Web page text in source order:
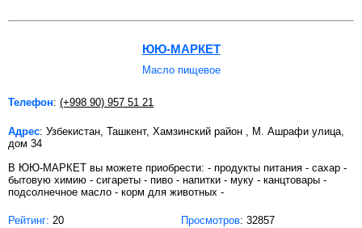
ЮЮ-МАРКЕТ
Масло пищевое
Телефон: (+998 90) 957 51 21
Адрес: Узбекистан, Ташкент, Хамзинский район , М. Ашрафи улица,
дом 34
В ЮЮ-МАРКЕТ вы можете приобрести: - продукты питания - сахар -
бытовую химию - сигареты - пиво - напитки - муку - канцтовары -
подсолнечное масло - корм для животных -
Рейтинг: 20 Просмотров: 32857